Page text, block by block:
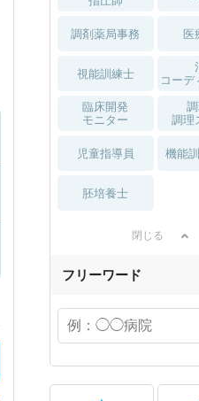
調剤薬局事務 医
視能訓練士
コーデ
臨床開発
モニター
調理
児童指導員 機能
胚培養士
閉じる
フリーワード